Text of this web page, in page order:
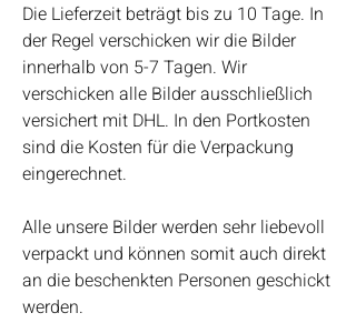
Die Lieferzeit beträgt bis zu 10 Tage. In
der Regel verschicken wir die Bilder
innerhalb von 5-7 Tagen. Wir
verschicken alle Bilder ausschließlich
versichert mit DHL. In den Portkosten
sind die Kosten für die Verpackung
eingerechnet.
Alle unsere Bilder werden sehr liebevoll
verpackt und können somit auch direkt
an die beschenkten Personen geschickt
werden.